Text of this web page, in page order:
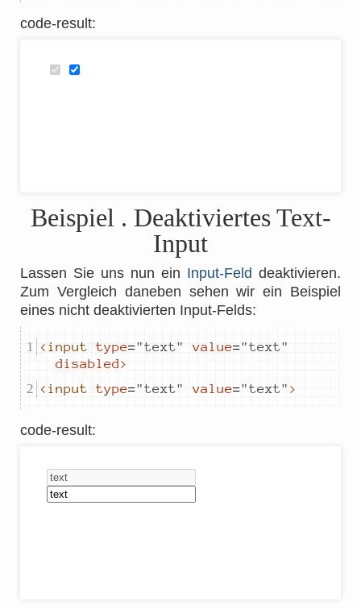
code-result:
Beispiel . Deaktiviertes Text-
Input
Lassen Sie uns nun ein Input-Feld deaktivieren.
Zum Vergleich daneben sehen wir ein Beispiel
eines nicht deaktivierten Input-Felds:
<input type="text" value="text"
disabled>
<input type="text" value="text" >
code-result: